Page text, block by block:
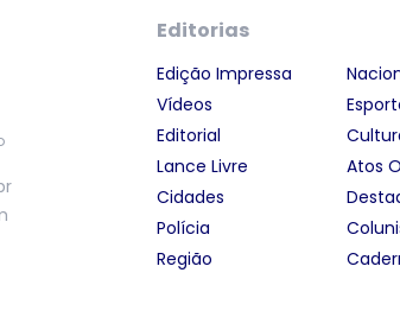
Editorias
Edição Impressa
Vídeos
Editorial
Lance Livre
Cidades
Polícia
Região
Atos